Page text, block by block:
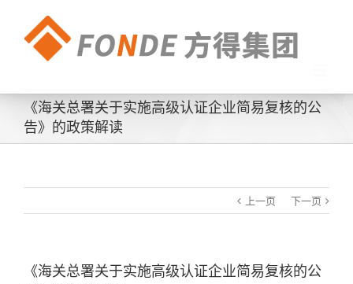
《海关总署关于实施高级认证企业简易复核的公
告》的政策解读
上一页 下一页
《海关总署关于实施高级认证企业简易复核的公